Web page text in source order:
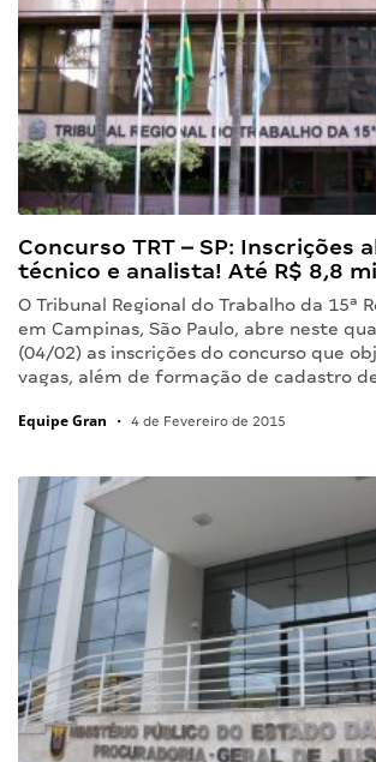
Concurso TRT – SP: Inscrições
técnico e analista! Até R$ 8,8
O Tribunal Regional do Trabalho da 15ª
em Campinas, São Paulo, abre neste
(04/02) as inscrições do concurso que
vagas, além de formação de cadastro
Equipe Gran • 4 de Fevereiro de 2015